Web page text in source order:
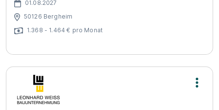
01.08.2027
50126 Bergheim
1.368 - 1.464 € pro Monat